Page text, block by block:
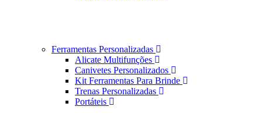
Ferramentas Personalizadas
Alicate Multifunções
Canivetes Personalizados
Kit Ferramentas Para Brinde
Trenas Personalizadas
Portáteis